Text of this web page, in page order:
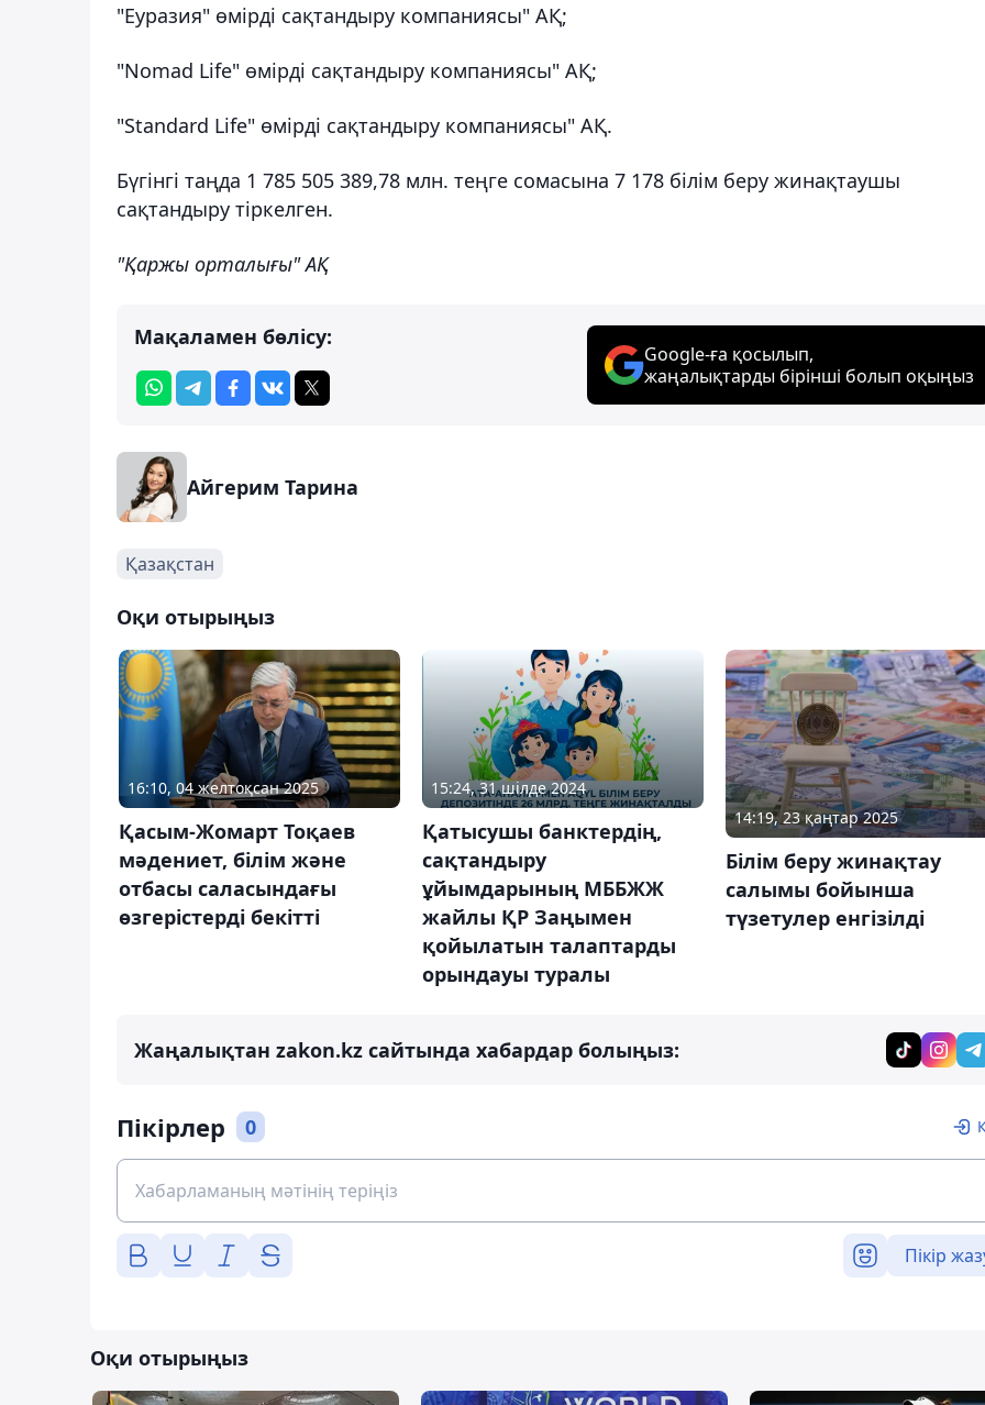
"Еуразия" өмірді сақтандыру компаниясы" АҚ;
"Nomad Life" өмірді сақтандыру компаниясы" АҚ;
"Standard Life" өмірді сақтандыру компаниясы" АҚ.
Бүгінгі таңда 1 785 505 389,78 млн. теңге сомасына 7 178 білім беру жинақтаушы
сақтандыру тіркелген.
"Қаржы орталығы" АҚ
Мақаламен бөлісу:
Google-ға қосылып,
жаңалықтарды бірінші болып оқыңыз
Айгерим Тарина
Қазақстан
Оқи отырыңыз
16:10, 04 желтоқсан 2025
Қасым-Жомарт Тоқаев
мәдениет, білім және
отбасы саласындағы
өзгерістерді бекітті
15:24, 31 шілде 2024
Қатысушы банктердің,
сақтандыру
ұйымдарының МББЖЖ
жайлы ҚР Заңымен
қойылатын талаптарды
орындауы туралы
14:19, 23 қаңтар 2025
Білім беру жинақтау
салымы бойынша
түзетулер енгізілді
Жаңалықтан zakon.kz сайтында хабардар болыңыз:
Пікірлер 0
Пікір
Оқи отырыңыз